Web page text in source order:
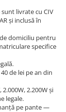
livrate cu CIV
și inclusă în
domiciliu pentru
specifice
de lei pe an din
2.200W și
legale.
pe pante —